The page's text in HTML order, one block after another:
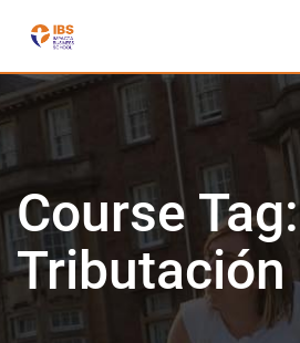
content
Course Tag:
Tributación